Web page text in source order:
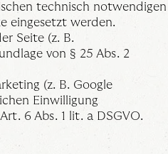
technisch notwendigen
eingesetzt werden.
Seite (z. B.
von § 25 Abs. 2
(z. B. Google
Einwilligung
6 Abs. 1 lit. a DSGVO.